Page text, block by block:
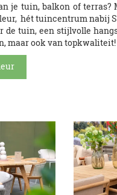
je tuin, balkon of
hét tuincentrum nabij
de tuin, een stijlvolle
maar ook van topkwaliteit!